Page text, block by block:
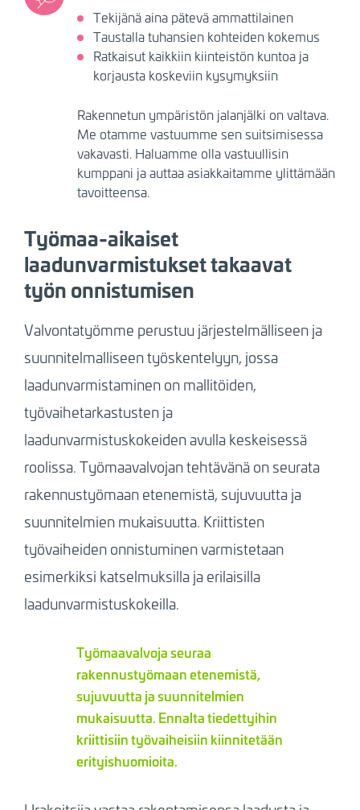
Tekijänä aina pätevä ammattilainen
Taustalla tuhansien kohteiden kokemus
Ratkaisut kaikkiin kiinteistön kuntoa ja
korjausta koskeviin kysymyksiin
Rakennetun ympäristön jalanjälki on valtava.
Me otamme vastuumme sen suitsimisessa
vakavasti. Haluamme olla vastuullisin
kumppani ja auttaa asiakkaitamme ylittämään
tavoitteensa.
Työmaa-aikaiset
laadunvarmistukset takaavat
työn onnistumisen
Valvontatyömme perustuu järjestelmälliseen ja
suunnitelmalliseen työskentelyyn, jossa
laadunvarmistaminen on mallitöiden,
työvaihetarkastusten ja
laadunvarmistuskokeiden avulla keskeisessä
roolissa. Työmaavalvojan tehtävänä on seurata
rakennustyömaan etenemistä, sujuvuutta ja
suunnitelmien mukaisuutta. Kriittisten
työvaiheiden onnistuminen varmistetaan
esimerkiksi katselmuksilla ja erilaisilla
laadunvarmistuskokeilla.
Työmaavalvoja seuraa
rakennustyömaan etenemistä,
sujuvuutta ja suunnitelmien
mukaisuutta. Ennalta tiedettyihin
kriittisiin työvaiheisiin kiinnitetään
erityishuomioita.